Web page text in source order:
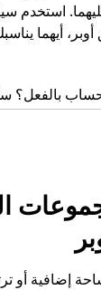
استخدم
أيهما
بالفعل؟
إضافية أو